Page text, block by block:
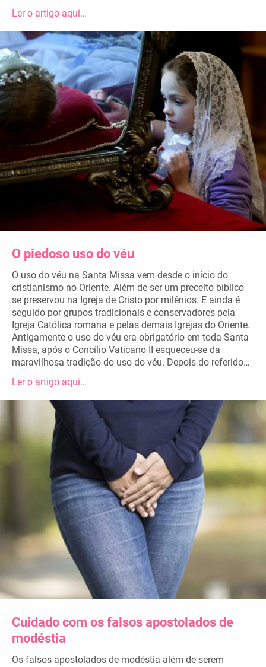
Ler o artigo aqui…
O piedoso uso do véu
O uso do véu na Santa Missa vem desde o início do
cristianismo no Oriente. Além de ser um preceito bíblico
se preservou na Igreja de Cristo por milênios. E ainda é
seguido por grupos tradicionais e conservadores pela
Igreja Católica romana e pelas demais Igrejas do Oriente.
Antigamente o uso do véu era obrigatório em toda Santa
Missa, após o Concílio Vaticano II esqueceu-se da
maravilhosa tradição do uso do véu. Depois do referido…
Ler o artigo aqui…
Cuidado com os falsos apostolados de
modéstia
Os falsos apostolados de modéstia além de serem